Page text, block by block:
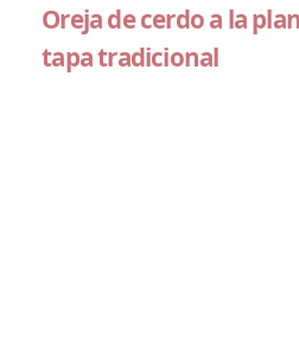
Oreja de cerdo a la
tapa tradicional